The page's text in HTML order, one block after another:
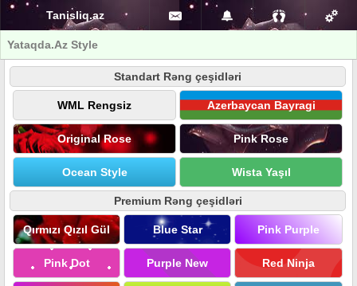
Tanisliq.az
Yataqda.Az Style
Standart Rəng çeşidləri
WML Rengsiz Azerbaycan Bayragi
Original Rose Pink Rose
Ocean Style Wista Yaşıl
Premium Rəng çeşidləri
Qırmızı Qızıl Gül Blue Star Pink Purple
Pink Dot Purple New Red Ninja